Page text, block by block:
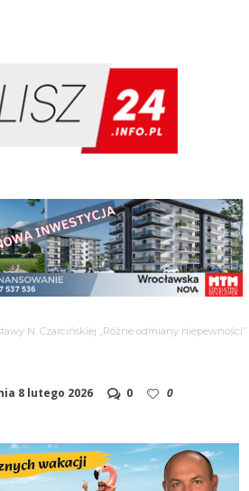
N. Czarcińskiej „Różne odmiany niepewności”
8 lutego 2026 0 0